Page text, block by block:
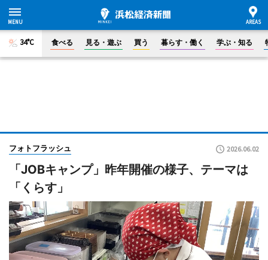
34°C 食べる 見る・遊ぶ 買う 暮らす・働く 学ぶ・知る
フォトフラッシュ 2026.06.02
「JOBキャンプ」昨年開催の様子、テーマは
「くらす」